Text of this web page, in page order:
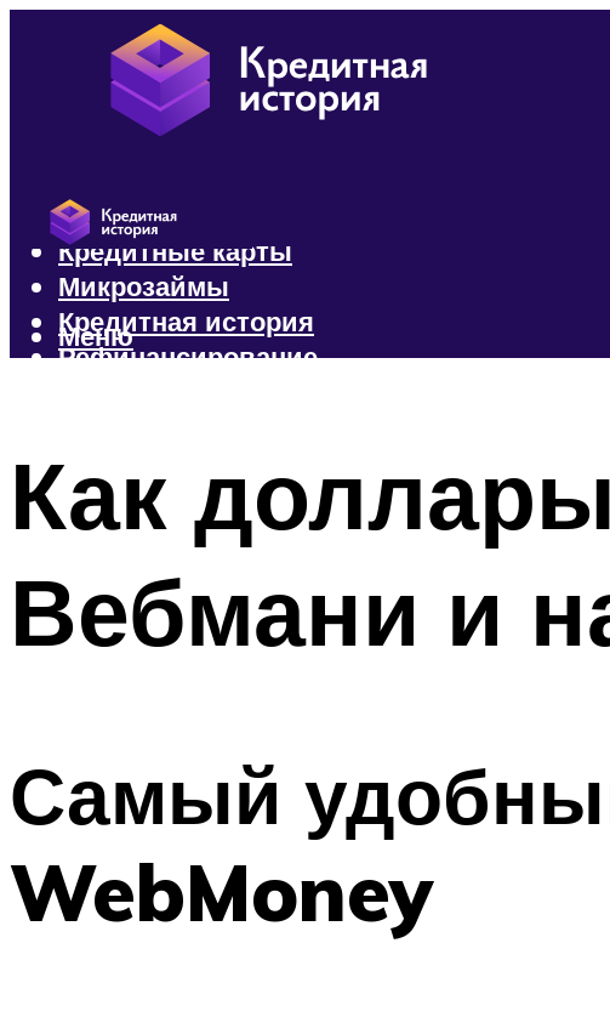
Кредиты
Кредитные карты
Микрозаймы
Кредитная история
Рефинансирование
Меню
Как
Вебмани и
Самый
WebMoney